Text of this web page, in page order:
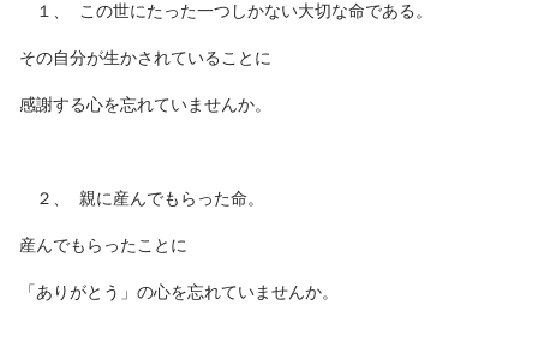
１、 この世にたった一つしかない大切な命である。
その自分が生かされていることに
感謝する心を忘れていませんか。
２、 親に産んでもらった命。
産んでもらったことに
「ありがとう」の心を忘れていませんか。